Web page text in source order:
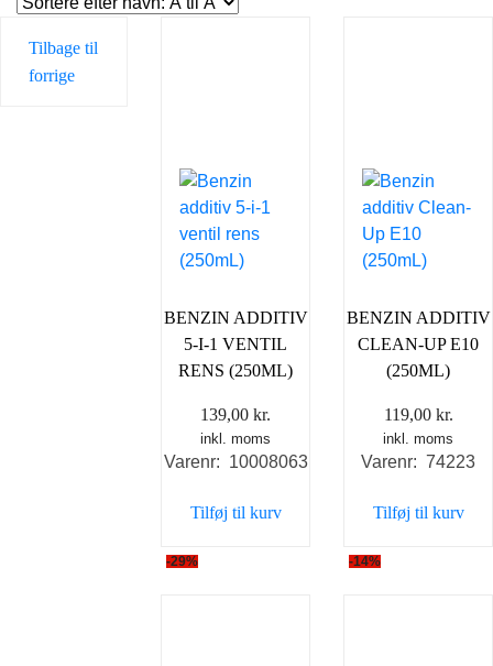
Tilbage til
forrige
BENZIN ADDITIV
5-I-1 VENTIL
RENS (250ML)
139,00 kr.
inkl. moms
Varenr: 10008063
Tilføj til kurv
BENZIN ADDITIV
CLEAN-UP E10
(250ML)
119,00 kr.
inkl. moms
Varenr: 74223
Tilføj til kurv
-29% -14%